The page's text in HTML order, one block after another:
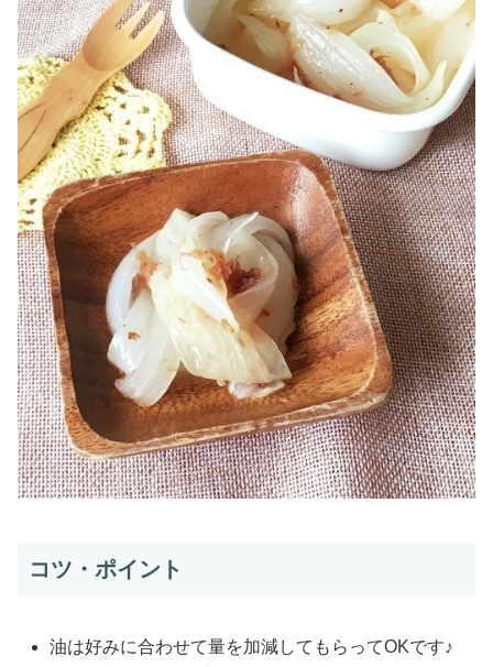
コツ・ポイント
油は好みに合わせて量を加減してもらってOKです♪